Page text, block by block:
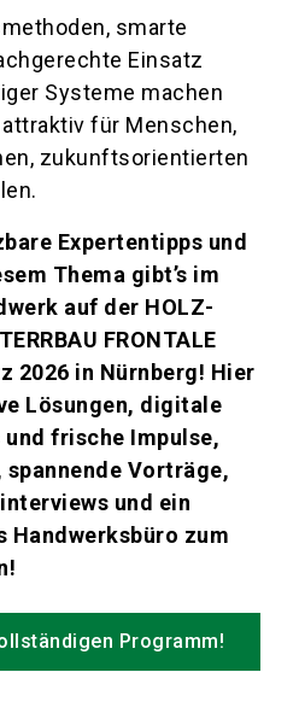
smarte
Einsatz
Systeme machen
für Menschen,
zukunftsorientierten
Expertentipps und
Thema gibt’s im
auf der HOLZ-
FRONTALE
2026 in Nürnberg! Hier
Lösungen, digitale
frische Impulse,
Vorträge,
und ein
zum
Programm!